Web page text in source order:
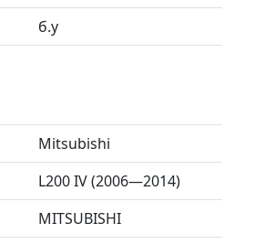
б.у
Mitsubishi
L200 IV (2006—2014)
MITSUBISHI